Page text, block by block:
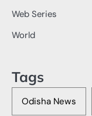
Web Series
World
Tags
Odisha News